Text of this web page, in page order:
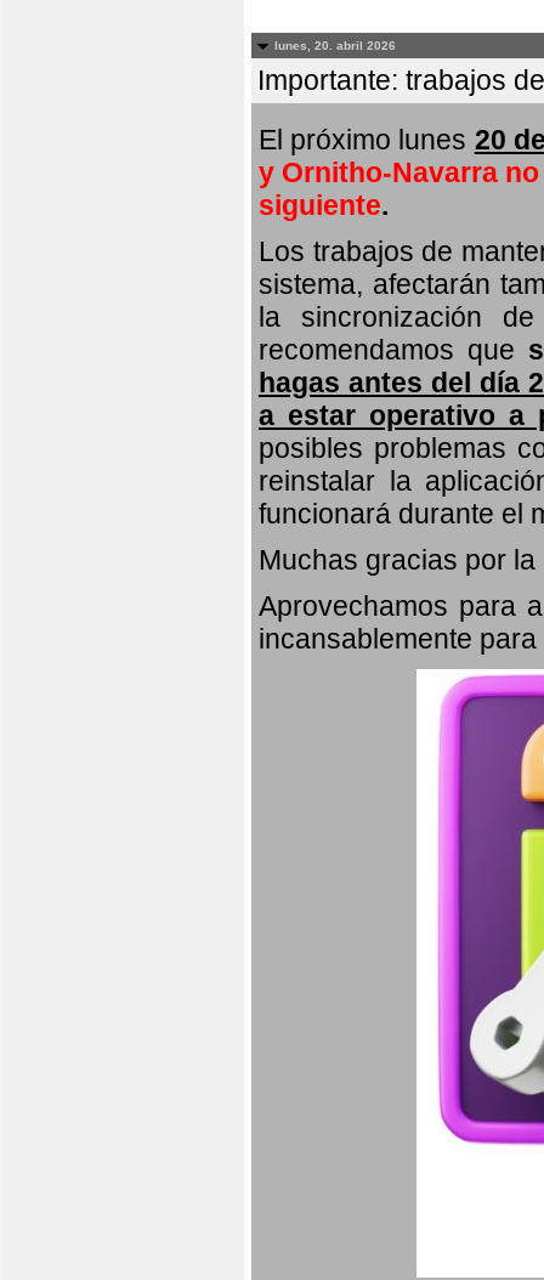
lunes, 20. abril 2026
Importante: trabajos
El próximo lunes 20
y Ornitho-Navarra
siguiente.
Los trabajos de
sistema, afectarán
la sincronización
recomendamos que s
hagas antes del día
a estar operativo a
posibles problemas
reinstalar la
funcionará durante el
Muchas gracias por
Aprovechamos para
incansablemente